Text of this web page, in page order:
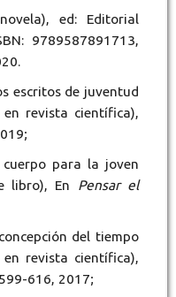
ed: Editorial
9789587891713,
escritos de juventud
revista científica),
para la joven
libro), En Pensar el
del tiempo
revista científica),
616, 2017;